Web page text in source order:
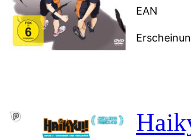
EAN